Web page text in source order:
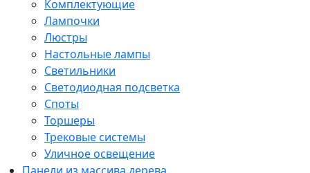
Комплектующие
Лампочки
Люстры
Настольные лампы
Светильники
Светодиодная подсветка
Споты
Торшеры
Трековые системы
Уличное освещение